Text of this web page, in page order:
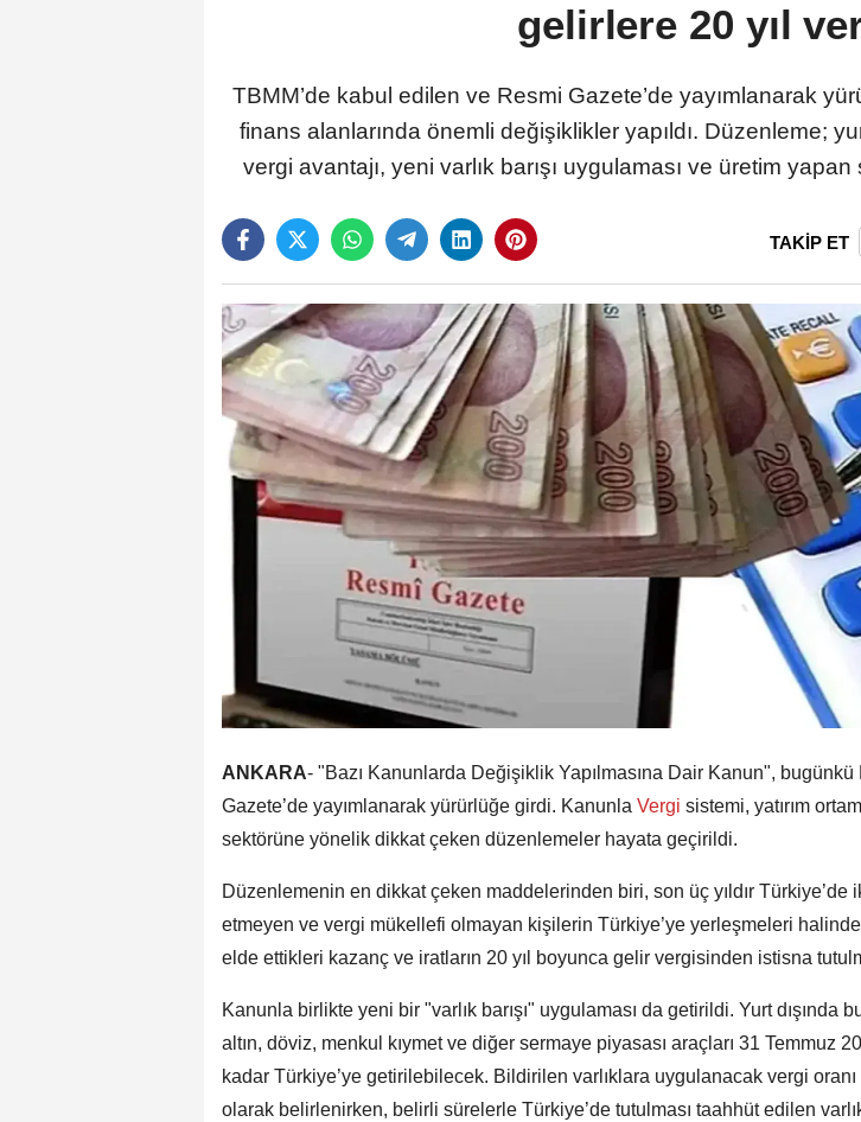
gelirlere 20 yıl
TBMM’de kabul edilen ve Resmi Gazete’de yayımlanarak
finans alanlarında önemli değişiklikler yapıldı. Düzenleme;
vergi avantajı, yeni varlık barışı uygulaması ve üretim
TAKİP ET
ANKARA- "Bazı Kanunlarda Değişiklik Yapılmasına Dair Kanun", bugünkü
Gazete’de yayımlanarak yürürlüğe girdi. Kanunla Vergi sistemi, yatırım
sektörüne yönelik dikkat çeken düzenlemeler hayata geçirildi.
Düzenlemenin en dikkat çeken maddelerinden biri, son üç yıldır Türkiye’de
etmeyen ve vergi mükellefi olmayan kişilerin Türkiye’ye yerleşmeleri halinde
elde ettikleri kazanç ve iratların 20 yıl boyunca gelir vergisinden istisna
Kanunla birlikte yeni bir "varlık barışı" uygulaması da getirildi. Yurt dışında
altın, döviz, menkul kıymet ve diğer sermaye piyasası araçları 31 Temmuz
kadar Türkiye’ye getirilebilecek. Bildirilen varlıklara uygulanacak vergi
olarak belirlenirken, belirli sürelerle Türkiye’de tutulması taahhüt edilen